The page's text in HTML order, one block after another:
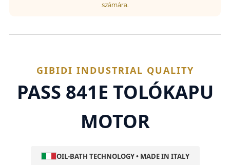
számára.
GIBIDI INDUSTRIAL QUALITY
PASS 841E TOLÓKAPU
MOTOR
OIL-BATH TECHNOLOGY • MADE IN ITALY